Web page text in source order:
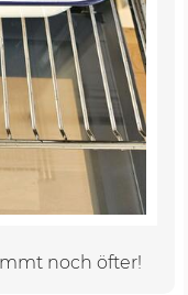
noch öfter!